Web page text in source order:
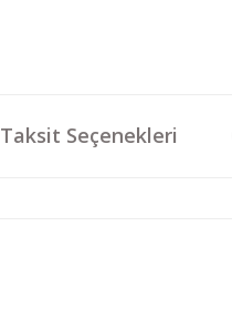
Taksit Seçenekleri